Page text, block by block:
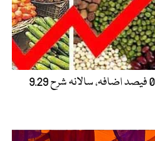
ہفتہ وار مہنگائی میں 0.28 فیصد اضافہ، سالانہ شرح 9.29